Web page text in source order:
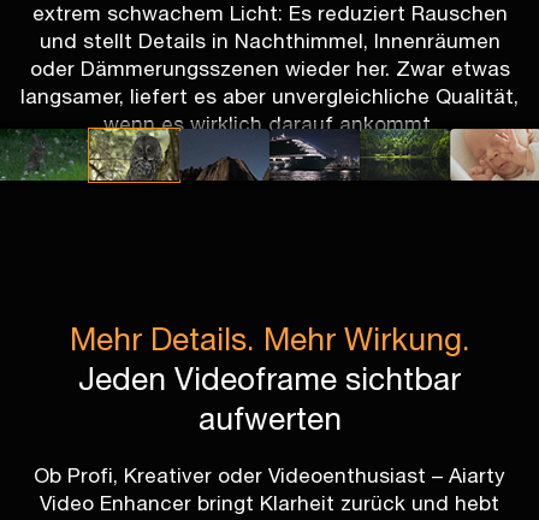
extrem schwachem Licht: Es reduziert Rauschen
und stellt Details in Nachthimmel, Innenräumen
oder Dämmerungsszenen wieder her. Zwar etwas
langsamer, liefert es aber unvergleichliche Qualität,
wenn es wirklich darauf ankommt.
Mehr Details. Mehr Wirkung.
Jeden Videoframe sichtbar
aufwerten
Ob Profi, Kreativer oder Videoenthusiast – Aiarty
Video Enhancer bringt Klarheit zurück und hebt